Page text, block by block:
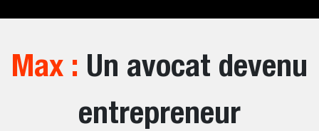
Max : Un avocat devenu
entrepreneur